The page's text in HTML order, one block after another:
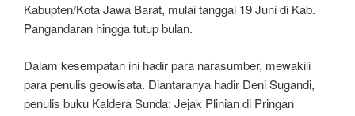
Kabupten/Kota Jawa Barat, mulai tanggal 19 Juni di Kab.
Pangandaran hingga tutup bulan.
Dalam kesempatan ini hadir para narasumber, mewakili
para penulis geowisata. Diantaranya hadir Deni Sugandi,
penulis buku Kaldera Sunda: Jejak Plinian di Pringan